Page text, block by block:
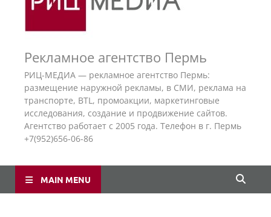
Рекламное агентство Пермь
РИЦ-МЕДИА — рекламное агентство Пермь:
размещение наружной рекламы, в СМИ, реклама на
транспорте, BTL, промоакции, маркетинговые
исследования, создание и продвижение сайтов.
Агентство работает с 2005 года. Телефон в г. Пермь
+7(952)656-06-86
MAIN MENU